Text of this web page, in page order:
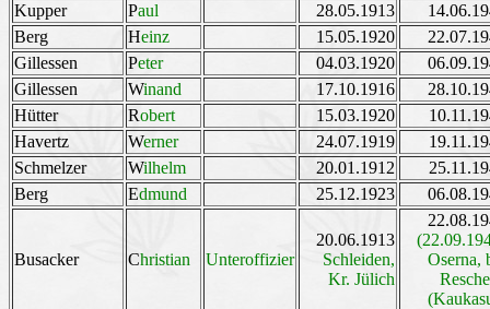
Kupper
Paul 28.05.1913
Berg
Heinz 15.05.1920
Gillessen
Peter 04.03.1920
Gillessen
Winand 17.10.1916
Hütter
Robert 15.03.1920
Havertz
Werner 24.07.1919
Schmelzer
Wilhelm 20.01.1912
Berg
Edmund 25.12.1923
Busacker Christian Unteroffizier
20.06.1913
Schleiden,
Kr. Jülich
Oserna,